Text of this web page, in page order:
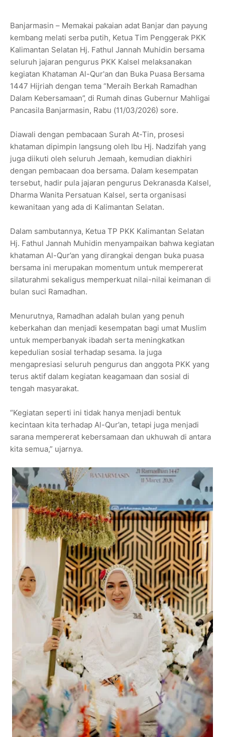
Banjarmasin – Memakai pakaian adat Banjar dan payung
kembang melati serba putih, Ketua Tim Penggerak PKK
Kalimantan Selatan Hj. Fathul Jannah Muhidin bersama
seluruh jajaran pengurus PKK Kalsel melaksanakan
kegiatan Khataman Al-Qur'an dan Buka Puasa Bersama
1447 Hijriah dengan tema “Meraih Berkah Ramadhan
Dalam Kebersamaan”, di Rumah dinas Gubernur Mahligai
Pancasila Banjarmasin, Rabu (11/03/2026) sore.
Diawali dengan pembacaan Surah At-Tin, prosesi
khataman dipimpin langsung oleh Ibu Hj. Nadzifah yang
juga diikuti oleh seluruh Jemaah, kemudian diakhiri
dengan pembacaan doa bersama. Dalam kesempatan
tersebut, hadir pula jajaran pengurus Dekranasda Kalsel,
Dharma Wanita Persatuan Kalsel, serta organisasi
kewanitaan yang ada di Kalimantan Selatan.
Dalam sambutannya, Ketua TP PKK Kalimantan Selatan
Hj. Fathul Jannah Muhidin menyampaikan bahwa kegiatan
khataman Al-Qur’an yang dirangkai dengan buka puasa
bersama ini merupakan momentum untuk mempererat
silaturahmi sekaligus memperkuat nilai-nilai keimanan di
bulan suci Ramadhan.
Menurutnya, Ramadhan adalah bulan yang penuh
keberkahan dan menjadi kesempatan bagi umat Muslim
untuk memperbanyak ibadah serta meningkatkan
kepedulian sosial terhadap sesama. Ia juga
mengapresiasi seluruh pengurus dan anggota PKK yang
terus aktif dalam kegiatan keagamaan dan sosial di
tengah masyarakat.
“Kegiatan seperti ini tidak hanya menjadi bentuk
kecintaan kita terhadap Al-Qur’an, tetapi juga menjadi
sarana mempererat kebersamaan dan ukhuwah di antara
kita semua,” ujarnya.